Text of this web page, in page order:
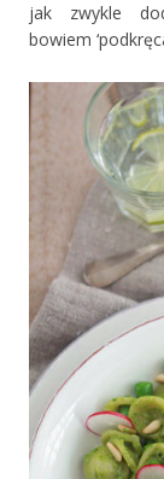
jak zwykle
bowiem